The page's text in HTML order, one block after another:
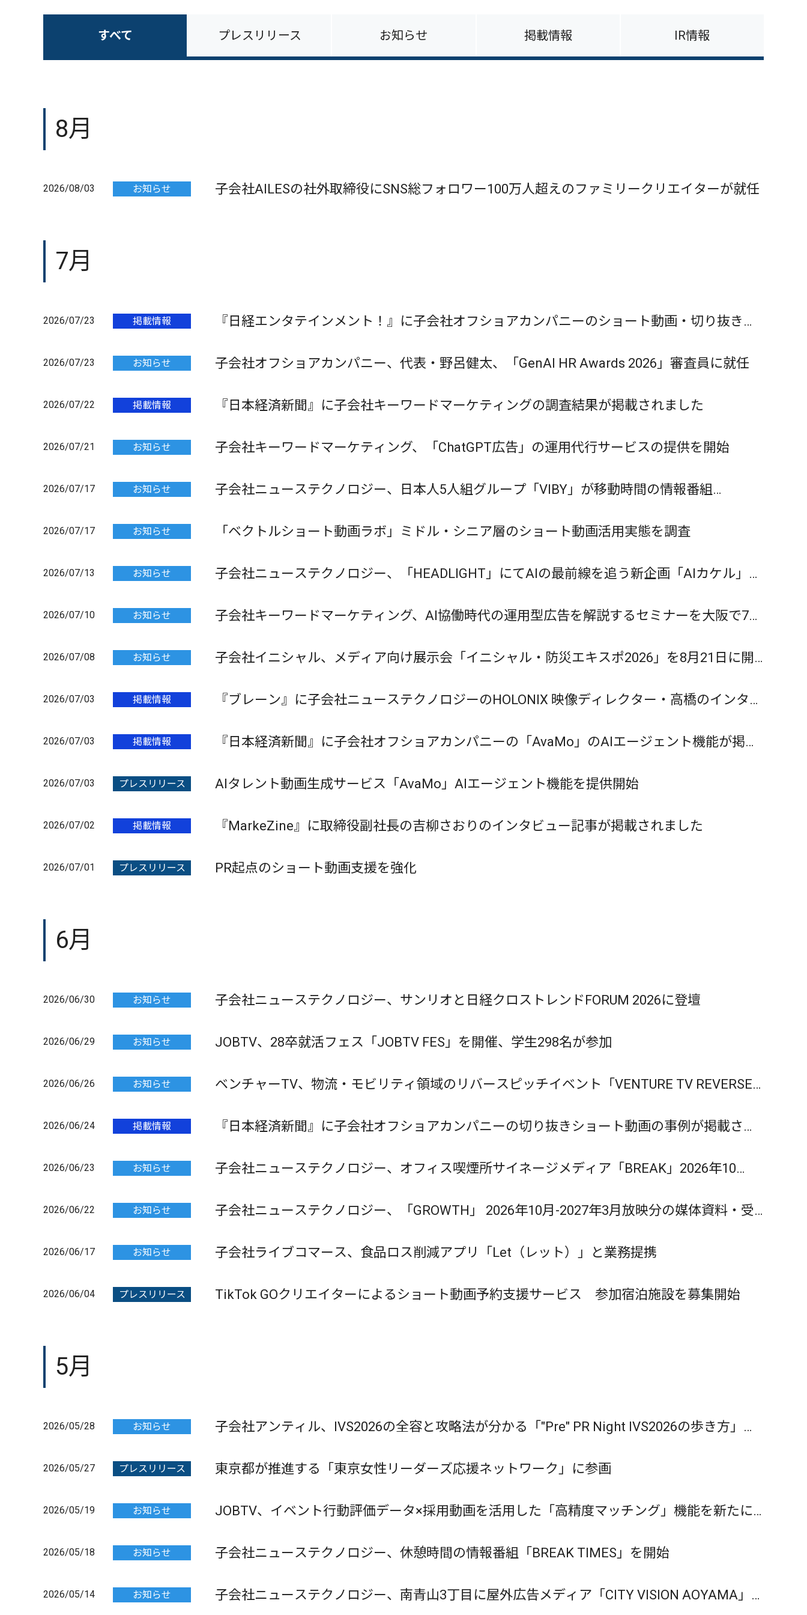
すべて プレスリリース お知らせ 掲載情報 IR情報
8月
2026/08/03 お知らせ 子会社AILESの社外取締役にSNS総フォロワー100万人超えのファミリークリエイターが就任
7月
2026/07/23 掲載情報
『日経エンタテインメント！』に子会社オフショアカンパニーのショート動画・切り抜き施
2026/07/23 お知らせ 子会社オフショアカンパニー、代表・野呂健太、「GenAI HR Awards 2026」審査員に就任
2026/07/22 掲載情報 『日本経済新聞』に子会社キーワードマーケティングの調査結果が掲載されました
2026/07/21 お知らせ 子会社キーワードマーケティング、「ChatGPT広告」の運用代行サービスの提供を開始
2026/07/17 お知らせ
子会社ニューステクノロジー、日本人5人組グループ「VIBY」が移動時間の情報番組
2026/07/17 お知らせ 「ベクトルショート動画ラボ」ミドル・シニア層のショート動画活用実態を調査
2026/07/13 お知らせ
子会社ニューステクノロジー、「HEADLIGHT」にてAIの最前線を追う新企画「AIカケル」を
2026/07/10 お知らせ
子会社キーワードマーケティング、AI協働時代の運用型広告を解説するセミナーを大阪で7月
2026/07/08 お知らせ
子会社イニシャル、メディア向け展示会「イニシャル・防災エキスポ2026」を8月21日に開
2026/07/03 掲載情報
『ブレーン』に子会社ニューステクノロジーのHOLONIX 映像ディレクター・高橋のインタビ
2026/07/03 掲載情報
『日本経済新聞』に子会社オフショアカンパニーの「AvaMo」のAIエージェント機能が掲載
2026/07/03 プレスリリース AIタレント動画生成サービス「AvaMo」AIエージェント機能を提供開始
2026/07/02 掲載情報 『MarkeZine』に取締役副社長の吉柳さおりのインタビュー記事が掲載されました
2026/07/01 プレスリリース PR起点のショート動画支援を強化
6月
2026/06/30 お知らせ 子会社ニューステクノロジー、サンリオと日経クロストレンドFORUM 2026に登壇
2026/06/29 お知らせ JOBTV、28卒就活フェス「JOBTV FES」を開催、学生298名が参加
2026/06/26 お知らせ
ベンチャーTV、物流・モビリティ領域のリバースピッチイベント「VENTURE TV REVERSE
2026/06/24 掲載情報
『日本経済新聞』に子会社オフショアカンパニーの切り抜きショート動画の事例が掲載され
2026/06/23 お知らせ
子会社ニューステクノロジー、オフィス喫煙所サイネージメディア「BREAK」2026年10
2026/06/22 お知らせ
子会社ニューステクノロジー、「GROWTH」 2026年10月-2027年3月放映分の媒体資料・受
2026/06/17 お知らせ 子会社ライブコマース、食品ロス削減アプリ「Let（レット）」と業務提携
2026/06/04 プレスリリース TikTok GOクリエイターによるショート動画予約支援サービス 参加宿泊施設を募集開始
5月
2026/05/28 お知らせ
子会社アンティル、IVS2026の全容と攻略法が分かる「"Pre" PR Night IVS2026の歩き方」を
2026/05/27 プレスリリース 東京都が推進する「東京女性リーダーズ応援ネットワーク」に参画
2026/05/19 お知らせ
JOBTV、イベント行動評価データ×採用動画を活用した「高精度マッチング」機能を新たに
2026/05/18 お知らせ 子会社ニューステクノロジー、休憩時間の情報番組「BREAK TIMES」を開始
2026/05/14 お知らせ
子会社ニューステクノロジー、南青山3丁目に屋外広告メディア「CITY VISION AOYAMA」